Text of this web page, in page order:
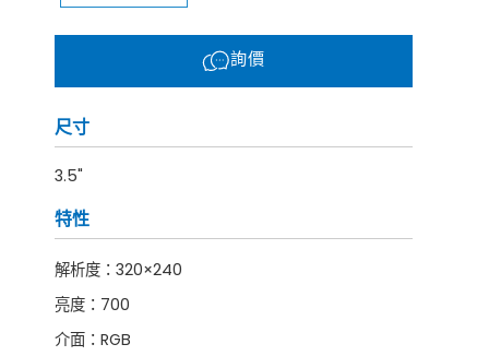
詢價
尺寸
3.5"
特性
解析度：320×240
亮度：700
介面：RGB